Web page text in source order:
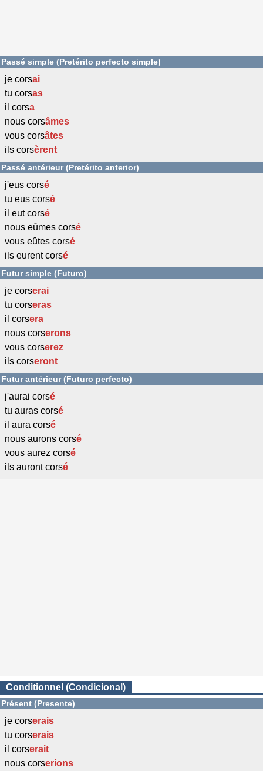
Passé simple (Pretérito perfecto simple)
je corsai
tu corsas
il corsa
nous corsâmes
vous corsâtes
ils corsèrent
Passé antérieur (Pretérito anterior)
j'eus corsé
tu eus corsé
il eut corsé
nous eûmes corsé
vous eûtes corsé
ils eurent corsé
Futur simple (Futuro)
je corserai
tu corseras
il corsera
nous corserons
vous corserez
ils corseront
Futur antérieur (Futuro perfecto)
j'aurai corsé
tu auras corsé
il aura corsé
nous aurons corsé
vous aurez corsé
ils auront corsé
Conditionnel (Condicional)
Présent (Presente)
je corserais
tu corserais
il corserait
nous corserions